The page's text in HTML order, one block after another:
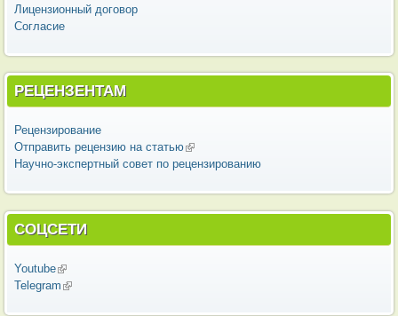
Лицензионный договор
Согласие
РЕЦЕНЗЕНТАМ
Рецензирование
Отправить рецензию на статью(внешняя ссылка)
Научно-экспертный совет по рецензированию
СОЦСЕТИ
Youtube(внешняя ссылка)
Telegram (внешняя ссылка)